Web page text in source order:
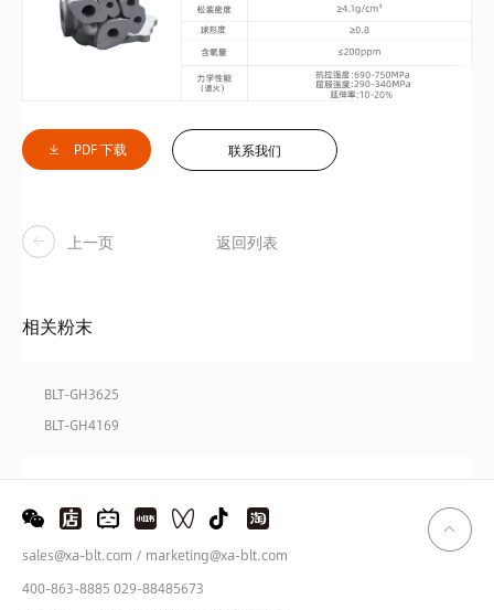
PDF 下载 联系我们
上一页 返回列表
相关粉末
BLT-GH3625
BLT-GH4169
sales@xa-blt.com / marketing@xa-blt.com
400-863-8885 029-88485673